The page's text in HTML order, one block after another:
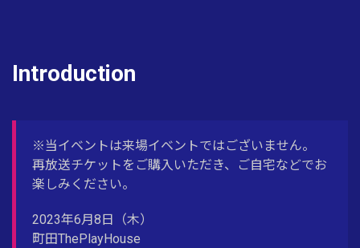
Introduction
※当イベントは来場イベントではございません。
再放送チケットをご購入いただき、ご自宅などでお
楽しみください。
2023年6月8日（木）
町田ThePlayHouse